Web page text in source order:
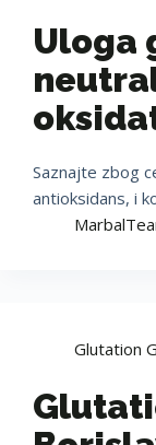
Uloga
Saznajte zbog
antioksidans, i
Glutation